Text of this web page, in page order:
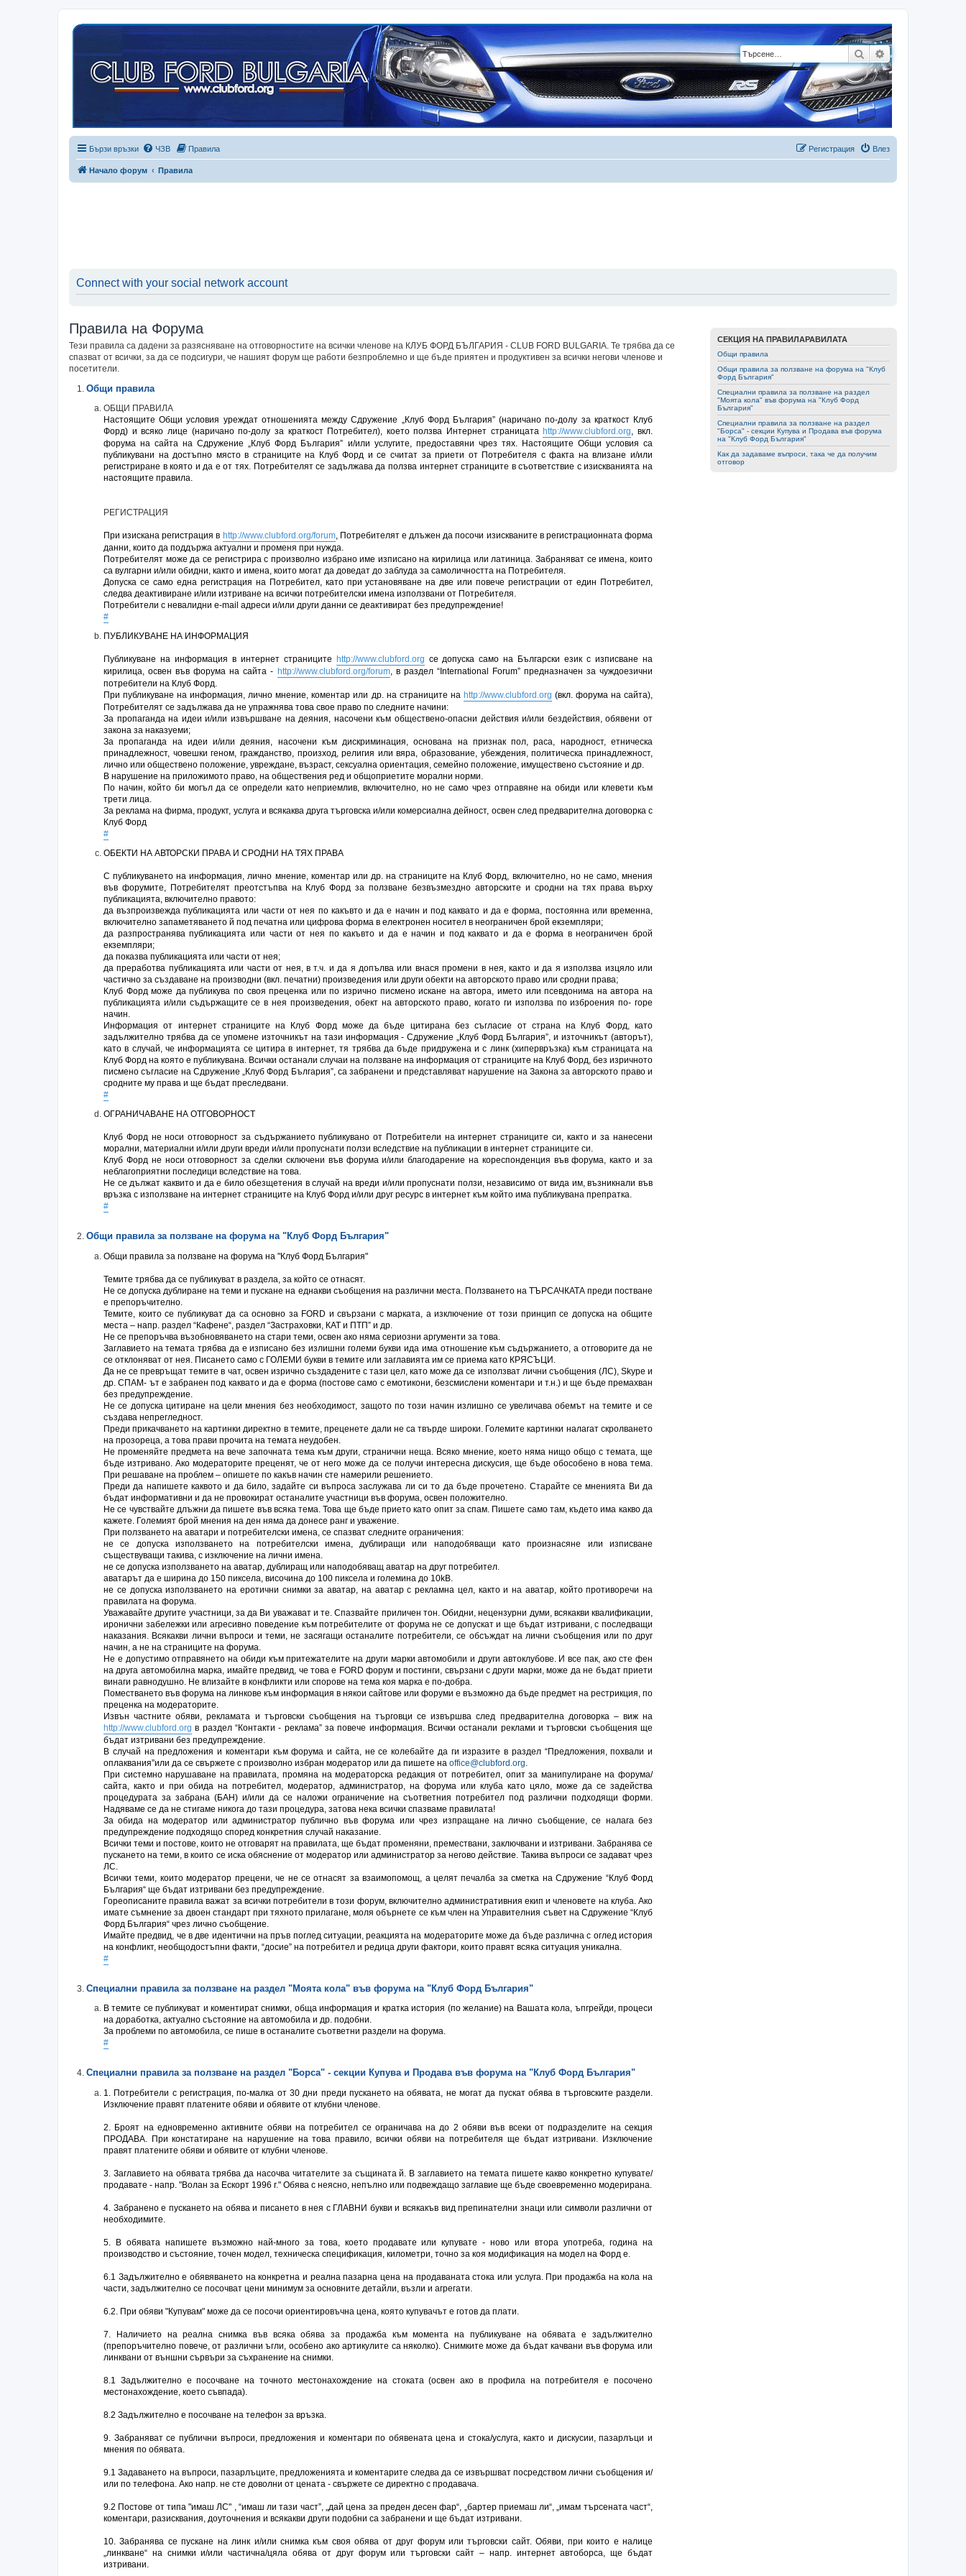
ТърсенеРазширено
Бързи връзки ЧЗВ Правила Влез
Регистрация
Начало форум Правила
Connect with your social network account
СЕКЦИЯ НА ПРАВИЛАРАВИЛАТА
Общи правила
Общи правила за ползване на форумa на "Клуб
Форд България"
Специални правила за ползване на раздел
"Моята кола" във форумa на "Клуб Форд
България"
Специални правила за ползване на раздел
"Борса" - секции Купува и Продава във форумa
на "Клуб Форд България"
Как да задаваме въпроси, така че да получим
отговор
Правила на Форума
Тези правила са дадени за разясняване на отговорностите на всички членове на КЛУБ ФОРД БЪЛГАРИЯ - CLUB FORD BULGARIA. Те трябва да се
спазват от всички, за да се подсигури, че нашият форум ще работи безпроблемно и ще бъде приятен и продуктивен за всички негови членове и
посетители.
Общи правила
ОБЩИ ПРАВИЛА
Настоящите Общи условия уреждат отношенията между Сдружение „Клуб Форд България” (наричано по-долу за краткост Клуб
Форд) и всяко лице (наричано по-долу за краткост Потребител), което ползва Интернет страницата http://www.clubford.org, вкл.
форума на сайта на Сдружение „Клуб Форд България” и/или услугите, предоставяни чрез тях. Настоящите Общи условия са
публикувани на достъпно място в страниците на Клуб Форд и се считат за приети от Потребителя с факта на влизане и/или
регистриране в която и да е от тях. Потребителят се задължава да ползва интернет страниците в съответствие с изискванията на
настоящите правила.
РЕГИСТРАЦИЯ
При изискана регистрация в http://www.clubford.org/forum, Потребителят е длъжен да посочи изискваните в регистрационната форма
данни, които да поддържа актуални и променя при нужда.
Потребителят може да се регистрира с произволно избрано име изписано на кирилица или латиница. Забраняват се имена, които
са вулгарни и/или обидни, както и имена, които могат да доведат до заблуда за самоличността на Потребителя.
Допуска се само една регистрация на Потребител, като при установяване на две или повече регистрации от един Потребител,
следва деактивиране и/или изтриване на всички потребителски имена използвани от Потребителя.
Потребители с невалидни e-mail адреси и/или други данни се деактивират без предупреждение!
#
ПУБЛИКУВАНЕ НА ИНФОРМАЦИЯ
Публикуване на информация в интернет страниците http://www.clubford.org се допуска само на Български език с изписване на
кирилица, освен във форума на сайта - http://www.clubford.org/forum, в раздел “International Forum” предназначен за чуждоезични
потребители на Клуб Форд.
При публикуване на информация, лично мнение, коментар или др. на страниците на http://www.clubford.org (вкл. форума на сайта),
Потребителят се задължава да не упражнява това свое право по следните начини:
За пропаганда на идеи и/или извършване на деяния, насочени към обществено-опасни действия и/или бездействия, обявени от
закона за наказуеми;
За пропаганда на идеи и/или деяния, насочени към дискриминация, основана на признак пол, раса, народност, етническа
принадлежност, човешки геном, гражданство, произход, религия или вяра, образование, убеждения, политическа принадлежност,
лично или обществено положение, увреждане, възраст, сексуална ориентация, семейно положение, имуществено състояние и др.
В нарушение на приложимото право, на обществения ред и общоприетите морални норми.
По начин, който би могъл да се определи като неприемлив, включително, но не само чрез отправяне на обиди или клевети към
трети лица.
За реклама на фирма, продукт, услуга и всякаква друга търговска и/или комерсиална дейност, освен след предварителна договорка с
Клуб Форд
#
ОБЕКТИ НА АВТОРСКИ ПРАВА И СРОДНИ НА ТЯХ ПРАВА
С публикуването на информация, лично мнение, коментар или др. на страниците на Клуб Форд, включително, но не само, мнения
във форумите, Потребителят преотстъпва на Клуб Форд за ползване безвъзмездно авторските и сродни на тях права върху
публикацията, включително правото:
да възпроизвежда публикацията или части от нея по какъвто и да е начин и под каквато и да е форма, постоянна или временна,
включително запаметяването й под печатна или цифрова форма в електронен носител в неограничен брой екземпляри;
да разпространява публикацията или части от нея по какъвто и да е начин и под каквато и да е форма в неограничен брой
екземпляри;
да показва публикацията или части от нея;
да преработва публикацията или части от нея, в т.ч. и да я допълва или внася промени в нея, както и да я използва изцяло или
частично за създаване на производни (вкл. печатни) произведения или други обекти на авторското право или сродни права;
Клуб Форд може да публикува по своя преценка или по изрично писмено искане на автора, името или псевдонима на автора на
публикацията и/или съдържащите се в нея произведения, обект на авторското право, когато ги използва по изброения по- горе
начин.
Информация от интернет страниците на Клуб Форд може да бъде цитирана без съгласие от страна на Клуб Форд, като
задължително трябва да се упомене източникът на тази информация - Сдружение „Клуб Форд България”, и източникът (авторът),
като в случай, че информацията се цитира в интернет, тя трябва да бъде придружена и с линк (хипервръзка) към страницата на
Клуб Форд на която е публикувана. Всички останали случаи на ползване на информация от страниците на Клуб Форд, без изричното
писмено съгласие на Сдружение „Клуб Форд България”, са забранени и представляват нарушение на Закона за авторското право и
сродните му права и ще бъдат преследвани.
#
ОГРАНИЧАВАНЕ НА ОТГОВОРНОСТ
Клуб Форд не носи отговорност за съдържанието публикувано от Потребители на интернет страниците си, както и за нанесени
морални, материални и/или други вреди и/или пропуснати ползи вследствие на публикации в интернет страниците си.
Клуб Форд не носи отговорност за сделки сключени във форума и/или благодарение на кореспонденция във форума, както и за
неблагоприятни последици вследствие на това.
Не се дължат каквито и да е било обезщетения в случай на вреди и/или пропуснати ползи, независимо от вида им, възникнали във
връзка с използване на интернет страниците на Клуб Форд и/или друг ресурс в интернет към който има публикувана препратка.
#
Общи правила за ползване на форумa на "Клуб Форд България"
Общи правила за ползване на форумa на "Клуб Форд България"
Темите трябва да се публикуват в раздела, за който се отнасят.
Не се допуска дублиране на теми и пускане на еднакви съобщения на различни места. Ползването на ТЪРСАЧКАТА преди постване
e препоръчително.
Темите, които се публикуват да са основно за FORD и свързани с марката, а изключение от този принцип се допуска на общите
места – напр. раздел “Кафене“, раздел “Застраховки, КАТ и ПТП” и др.
Не се препоръчва възобновяването на стари теми, освен ако няма сериозни аргументи за това.
Заглавието на темата трябва да е изписано без излишни големи букви ида има отношение към съдържанието, a отговорите да не
се отклоняват от нея. Писането само с ГОЛЕМИ букви в темите или заглавията им се приема като КРЯСЪЦИ.
Да не се превръщат темите в чат, освен изрично създадените с тази цел, като може да се използват лични съобщения (ЛС), Skype и
др. СПАМ- ът е забранен под каквато и да е форма (постове само с емотикони, безсмислени коментари и т.н.) и ще бъде премахван
без предупреждение.
Не се допуска цитиране на цели мнения без необходимост, защото по този начин излишно се увеличава обемът на темите и се
създава непрегледност.
Преди прикачването на картинки директно в темите, преценете дали не са твърде широки. Големите картинки налагат скролването
на прозореца, а това прави прочита на темата неудобен.
Не променяйте предмета на вече започната тема към други, странични неща. Всяко мнение, което няма нищо общо с темата, ще
бъде изтривано. Ако модераторите преценят, че от него може да се получи интересна дискусия, ще бъде обособено в нова тема.
При решаване на проблем – опишете по какъв начин сте намерили решението.
Преди да напишете каквото и да било, задайте си въпроса заслужава ли си то да бъде прочетено. Старайте се мненията Ви да
бъдат информативни и да не провокират останалите участници във форума, освен положително.
Не се чувствайте длъжни да пишете във всяка тема. Това ще бъде прието като опит за спам. Пишете само там, където има какво да
кажете. Големият брой мнения на ден няма да донесе ранг и уважение.
При ползването на аватари и потребителски имена, се спазват следните ограничения:
не се допуска използването на потребителски имена, дублиращи или наподобяващи като произнасяне или изписване
съществуващи такива, с изключение на лични имена.
не се допуска използването на аватар, дублиращ или наподобяващ аватар на друг потребител.
аватарът да е ширина до 150 пиксела, височина до 100 пиксела и големина до 10kB.
не се допуска използването на еротични снимки за аватар, на аватар с рекламна цел, както и на аватар, който противоречи на
правилата на форума.
Уважавайте другите участници, за да Ви уважават и те. Спазвайте приличен тон. Обидни, нецензурни думи, всякакви квалификации,
иронични забележки или агресивно поведение към потребителите от форума не се допускат и ще бъдат изтривани, с последващи
наказания. Всякакви лични въпроси и теми, не засягащи останалите потребители, се обсъждат на лични съобщения или по друг
начин, а не на страниците на форума.
Не е допустимо отправянето на обиди към притежателите на други марки автомобили и други автоклубове. И все пак, ако сте фен
на друга автомобилна марка, имайте предвид, че това е FORD форум и постинги, свързани с други марки, може да не бъдат приети
винаги равнодушно. Не влизайте в конфликти или спорове на тема коя марка е по-добра.
Поместването във форума на линкове към информация в някои сайтове или форуми е възможно да бъде предмет на рестрикция, по
преценка на модераторите.
Извън частните обяви, рекламата и търговски съобщения на търговци се извършва след предварителна договорка – виж на
http://www.clubford.org в раздел “Контакти - реклама” за повече информация. Всички останали реклами и търговски съобщения ще
бъдат изтривани без предупреждение.
В случай на предложения и коментари към форума и сайта, не се колебайте да ги изразите в раздел “Предложения, похвали и
оплаквания”или да се свържете с произволно избран модератор или да пишете на office@clubford.org
При системно нарушаване на правилата, промяна на модераторска редакция от потребител, опит за манипулиране на форума/
сайта, както и при обида на потребител, модератор, администратор, на форума или клуба като цяло, може да се задейства
процедурата за забрана (БАН) и/или да се наложи ограничение на съответния потребител под различни подходящи форми.
Надяваме се да не стигаме никога до тази процедура, затова нека всички спазваме правилата!
За обида на модератор или администратор публично във форума или чрез изпращане на лично съобщение, се налага без
предупреждение подходящо според конкретния случай наказание.
Всички теми и постове, които не отговарят на правилата, ще бъдат променяни, премествани, заключвани и изтривани. Забранява се
пускането на теми, в които се иска обяснение от модератор или администратор за негово действие. Такива въпроси се задават чрез
ЛС.
Всички теми, които модератор прецени, че не се отнасят за взаимопомощ, а целят печалба за сметка на Сдружение “Клуб Форд
България“ ще бъдат изтривани без предупреждение.
Гореописаните правила важат за всички потребители в този форум, включително административния екип и членовете на клуба. Ако
имате съмнение за двоен стандарт при тяхното прилагане, моля обърнете се към член на Управителния съвет на Сдружение “Клуб
Форд България“ чрез лично съобщение.
Имайте предвид, че в две идентични на пръв поглед ситуации, реакцията на модераторите може да бъде различна с оглед история
на конфликт, необщодостъпни факти, “досие” на потребител и редица други фактори, които правят всяка ситуация уникална.
#
Специални правила за ползване на раздел "Моята кола" във форумa на "Клуб Форд България"
В темите се публикуват и коментират снимки, обща информация и кратка история (по желание) на Вашата кола, ъпгрейди, процеси
на доработка, актуално състояние на автомобила и др. подобни.
За проблеми по автомобила, се пише в останалите съответни раздели на форума.
#
Специални правила за ползване на раздел "Борса" - секции Купува и Продава във форумa на "Клуб Форд България"
1. Потребители с регистрация, по-малка от 30 дни преди пускането на обявата, не могат да пускат обява в търговските раздели.
Изключение правят платените обяви и обявите от клубни членове.
2. Броят на едновременно активните обяви на потребител се ограничава на до 2 обяви във всеки от подразделите на секция
ПРОДАВА. При констатиране на нарушение на това правило, всички обяви на потребителя ще бъдат изтривани. Изключение
правят платените обяви и обявите от клубни членове.
3. Заглавието на обявата трябва да насочва читателите за същината й. В заглавието на темата пишете какво конкретно купувате/
продавате - напр. "Волан за Ескорт 1996 г." Обява с неясно, непълно или подвеждащо заглавие ще бъде своевременно модерирана.
4. Забранено е пускането на обява и писането в нея с ГЛАВНИ букви и всякакъв вид препинателни знаци или символи различни от
необходимите.
5. В обявата напишете възможно най-много за това, което продавате или купувате - ново или втора употреба, година на
производство и състояние, точен модел, техническа спецификация, километри, точно за коя модификация на модел на Форд е.
6.1 Задължително е обявяването на конкретна и реална пазарна цена на продаваната стока или услуга. При продажба на кола на
части, задължително се посочват цени минимум за основните детайли, възли и агрегати.
6.2. При обяви "Купувам" може да се посочи ориентировъчна цена, която купувачът е готов да плати.
7. Наличието на реална снимка във всяка обява за продажба към момента на публикуване на обявата е задължително
(препоръчително повече, от различни ъгли, особено ако артикулите са няколко). Снимките може да бъдат качвани във форума или
линквани от външни сървъри за съхранение на снимки.
8.1 Задължително е посочване на точното местонахождение на стоката (освен ако в профила на потребителя е посочено
местонахождение, което съвпада).
8.2 Задължително е посочване на телефон за връзка.
9. Забраняват се публични въпроси, предложения и коментари по обявената цена и стока/услуга, както и дискусии, пазарлъци и
мнения по обявата.
9.1 Задаването на въпроси, пазарлъците, предложенията и коментарите следва да се извършват посредством лични съобщения и/
или по телефона. Ако напр. не сте доволни от цената - свържете се директно с продавача.
9.2 Постове от типа "имаш ЛС" , “имаш ли тази част”, „дай цена за преден десен фар“, „бартер приемаш ли“, „имам търсената част“,
коментари, разисквания, доуточнения и всякакви други подобни са забранени и ще бъдат изтривани.
10. Забранява се пускане на линк и/или снимка към своя обява от друг форум или търговски сайт. Обяви, при които е налице
„линкване“ на снимки и/или частична/цяла обява от друг форум или търговски сайт – напр. интернет автоборса, ще бъдат
изтривани.